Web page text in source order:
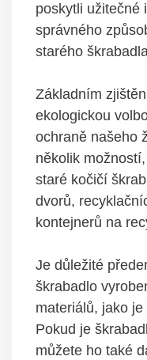
poskytli užitečné
správného
starého
Základním
ekologickou
ochraně našeho
několik
staré kočičí
dvorů,
kontejnerů na
Je důležité
škrabadlo
materiálů, jako
Pokud je
můžete ho také